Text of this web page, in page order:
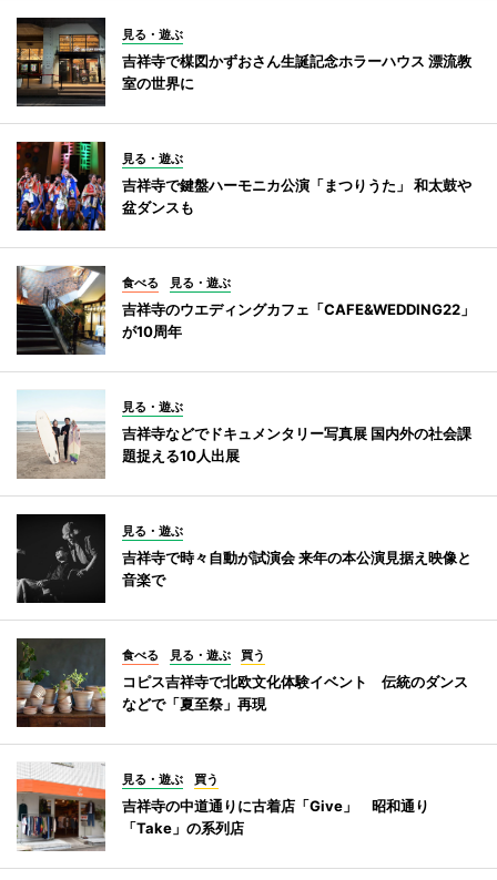
見る・遊ぶ
吉祥寺で楳図かずおさん生誕記念ホラーハウス 漂流教
室の世界に
見る・遊ぶ
吉祥寺で鍵盤ハーモニカ公演「まつりうた」 和太鼓や
盆ダンスも
食べる 見る・遊ぶ
吉祥寺のウエディングカフェ「CAFE&WEDDING22」
が10周年
見る・遊ぶ
吉祥寺などでドキュメンタリー写真展 国内外の社会課
題捉える10人出展
見る・遊ぶ
吉祥寺で時々自動が試演会 来年の本公演見据え映像と
音楽で
食べる 見る・遊ぶ 買う
コピス吉祥寺で北欧文化体験イベント 伝統のダンス
などで「夏至祭」再現
見る・遊ぶ 買う
吉祥寺の中道通りに古着店「Give」 昭和通り
「Take」の系列店